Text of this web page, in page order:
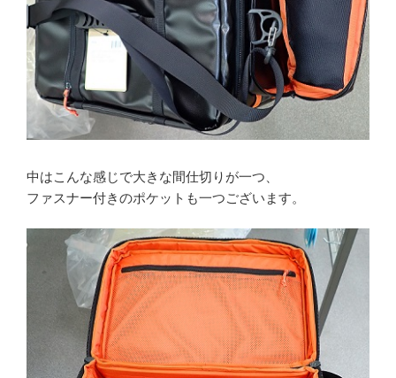
中はこんな感じで大きな間仕切りが一つ、
ファスナー付きのポケットも一つございます。